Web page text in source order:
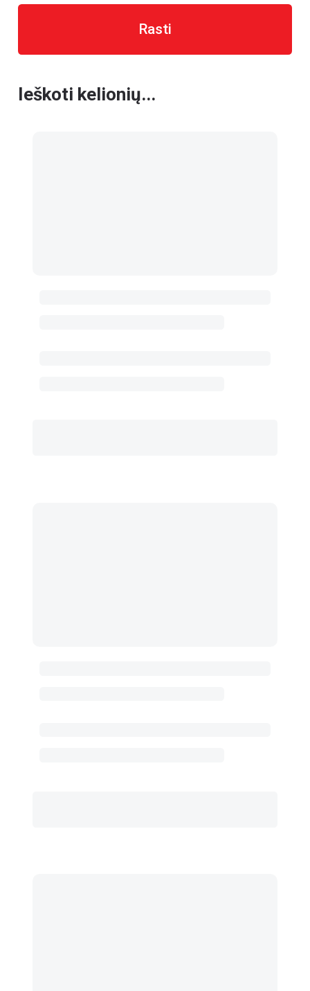
Rasti
Ieškoti kelionių...